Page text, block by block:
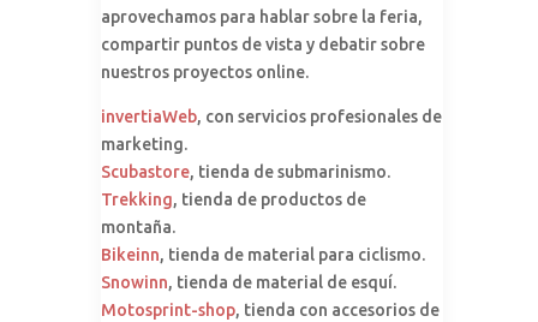
aprovechamos para hablar sobre la feria,
compartir puntos de vista y debatir sobre
nuestros proyectos online.
invertiaWeb, con servicios profesionales de
marketing.
Scubastore, tienda de submarinismo.
Trekking, tienda de productos de
montaña.
Bikeinn, tienda de material para ciclismo.
Snowinn, tienda de material de esquí.
Motosprint-shop, tienda con accesorios de